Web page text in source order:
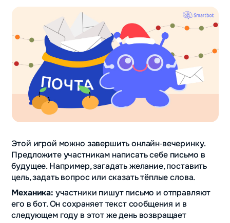
Этой игрой можно завершить онлайн‑вечеринку.
Предложите участникам написать себе письмо в
будущее. Например, загадать желание, поставить
цель, задать вопрос или сказать тёплые слова.
Механика: участники пишут письмо и отправляют
его в бот. Он сохраняет текст сообщения и в
следующем году в этот же день возвращает